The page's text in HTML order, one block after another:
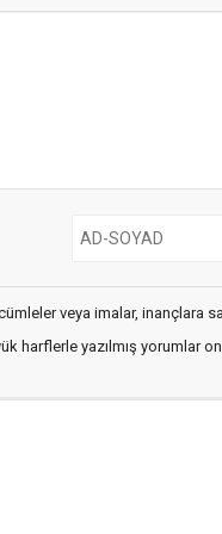
veya imalar, inançlara
harflerle yazılmış yorumlar